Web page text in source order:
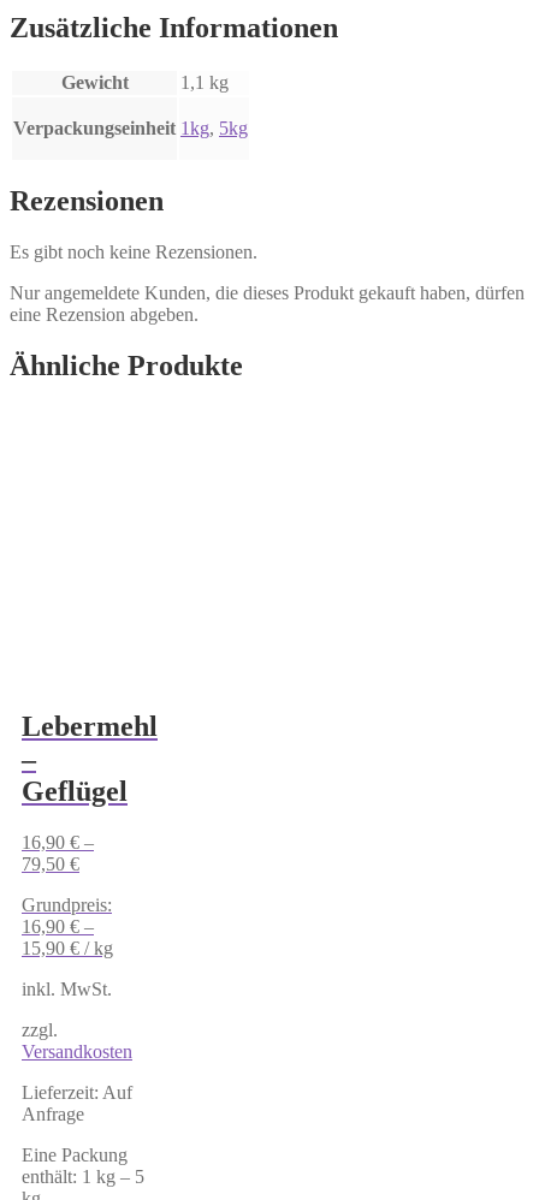
Zusätzliche Informationen
Gewicht 1,1 kg
Verpackungseinheit 1kg, 5kg
Rezensionen
Es gibt noch keine Rezensionen.
Nur angemeldete Kunden, die dieses Produkt gekauft haben, dürfen
eine Rezension abgeben.
Ähnliche Produkte
Lebermehl
–
Geflügel
16,90 € –
79,50 €
Grundpreis:
16,90 € –
15,90 € /kg
inkl. MwSt.
zzgl.
Versandkosten
Lieferzeit: Auf
Anfrage
Eine Packung
enthält: 1 kg – 5